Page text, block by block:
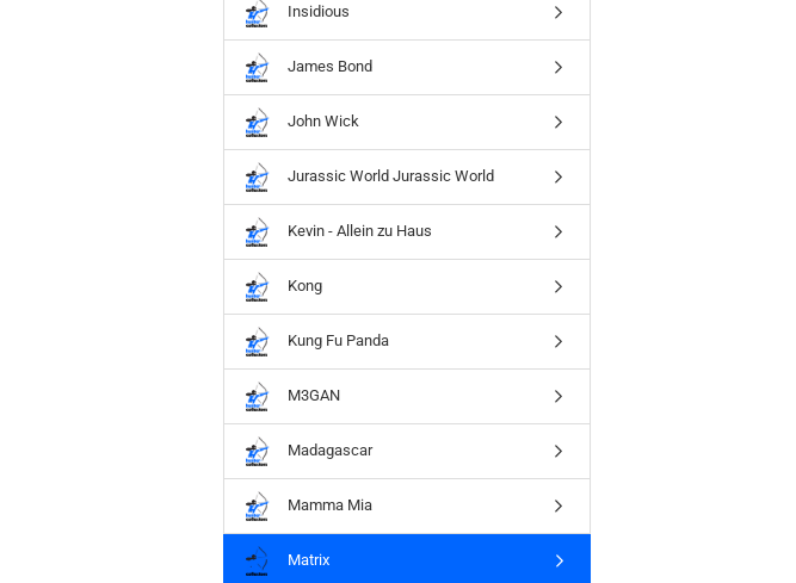
Insidious
James Bond
John Wick
Jurassic World Jurassic World
Kevin - Allein zu Haus
Kong
Kung Fu Panda
M3GAN
Madagascar
Mamma Mia
Matrix